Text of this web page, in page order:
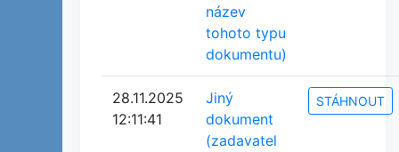
název
tohoto typu
dokumentu)
28.11.2025
12:11:41
Jiný
dokument
(zadavatel
STÁHNOUT